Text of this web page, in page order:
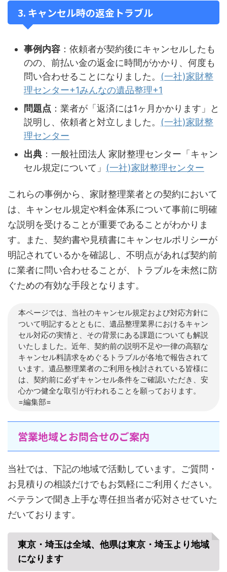
3. キャンセル時の返金トラブル
事例内容 ：依頼者が契約後にキャンセルしたも
のの、前払い金の返金に時間がかかり、何度も
問い合わせることになりました。 (一社)家財整
理センター+1みんなの遺品整理+1
問題点 ：業者が「返済には1ヶ月かかります」と
説明し、依頼者と対立しました。 (一社)家財整
理センター
出典 ：一般社団法人 家財整理センター「キャン
セル規定について」 (一社)家財整理センター
これらの事例から、家財整理業者との契約において
は、キャンセル規定や料金体系について事前に明確
な説明を受けることが重要であることがわかりま
す。また、契約書や見積書にキャンセルポリシーが
明記されているかを確認し、不明点があれば契約前
に業者に問い合わせることが、トラブルを未然に防
ぐための有効な手段となります。
本ページでは、当社のキャンセル規定および対応方針に
ついて明記するとともに、遺品整理業界におけるキャン
セル対応の実情と、その背景にある課題についても解説
いたしました。近年、契約前の説明不足や一律の高額な
キャンセル料請求をめぐるトラブルが各地で報告されて
います。遺品整理業者のご利用を検討されている皆様に
は、契約前に必ずキャンセル条件をご確認いただき、安
心かつ健全な取引が行われることを願っております。
=編集部=
営業地域とお問合せのご案内
当社では、下記の地域で活動しています。ご質問・
お見積りの相談だけでもお気軽にご利用ください。
ベテランで聞き上手な専任担当者が応対させていた
だいております。
東京・埼玉は全域、他県は東京・埼玉より地域
になります